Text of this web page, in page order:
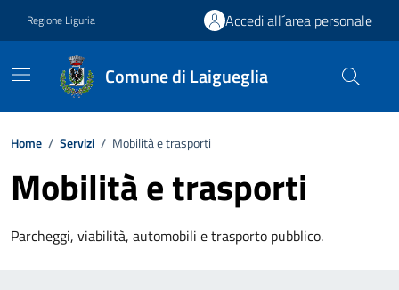
Regione Liguria Accedi all´area personale
Comune di Laigueglia
Home / Servizi / Mobilità e trasporti
Mobilità e trasporti
Parcheggi, viabilità, automobili e trasporto pubblico.